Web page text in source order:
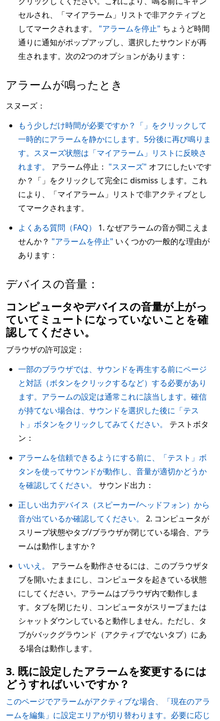
セルされ、「マイアラーム」リストで非アクティブと
してマークされます。 "アラームを停止" ちょうど時間
通りに通知がポップアップし、選択したサウンドが再
生されます。次の2つのオプションがあります：
アラームが鳴ったとき
スヌーズ：
もう少しだけ時間が必要ですか？「」をクリックして
一時的にアラームを静かにします。5分後に再び鳴りま
す。スヌーズ状態は「マイアラーム」リストに反映さ
れます。
アラーム停止： "スヌーズ" オフにしたいです
か？「」をクリックして完全に dismiss します。これ
により、「マイアラーム」リストで非アクティブとし
てマークされます。
よくある質問（FAQ）
1. なぜアラームの音が聞こえま
せんか？ "アラームを停止" いくつかの一般的な理由が
あります：
デバイスの音量：
コンピュータやデバイスの音量が上がっ
ていてミュートになっていないことを確
認してください。
ブラウザの許可設定：
一部のブラウザでは、サウンドを再生する前にページ
と対話（ボタンをクリックするなど）する必要があり
ます。アラームの設定は通常これに該当します。確信
が持てない場合は、サウンドを選択した後に「テス
ト」ボタンをクリックしてみてください。
テストボタ
ン：
アラームを信頼できるようにする前に、「テスト」ボ
タンを使ってサウンドが動作し、音量が適切かどうか
を確認してください。
サウンド出力：
正しい出力デバイス（スピーカー/ヘッドフォン）から
音が出ているか確認してください。
2. コンピュータが
スリープ状態やタブ/ブラウザが閉じている場合、アラ
ームは動作しますか？
いいえ。
アラームを動作させるには、このブラウザタ
ブを開いたままにし、コンピュータを起きている状態
にしてください。アラームはブラウザ内で動作しま
す。タブを閉じたり、コンピュータがスリープまたは
シャットダウンしていると動作しません。ただし、タ
ブがバックグラウンド（アクティブでないタブ）にあ
る場合は動作します。
3. 既に設定したアラームを変更するには
どうすればいいですか？
このページでアラームがアクティブな場合、「現在のアラ
ームを編集」に設定エリアが切り替わります。必要に応じ